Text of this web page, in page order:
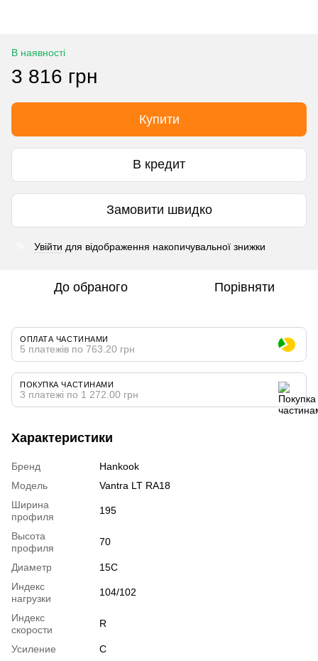
В наявності
3 816 грн
Купити
В кредит
Замовити швидко
Увійти для відображення накопичувальної знижки
До обраного Порівняти
ОПЛАТА ЧАСТИНАМИ
5 платежів по 763.20 грн
ПОКУПКА ЧАСТИНАМИ
3 платежі по 1 272.00 грн
Характеристики
Бренд
Hankook
Модель
Vantra LT RA18
Ширина
профиля
195
Высота
профиля
70
Диаметр
15C
Индекс
нагрузки
104/102
Индекс
скорости
R
Усиление
C